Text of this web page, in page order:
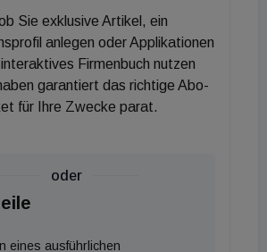
umfassenden Logistikpaket
Sie exklusive Artikel, ein
anlegen oder Applikationen
Firmenbuch nutzen
garantiert das richtige Abo-
für Ihre Zwecke parat.
oder
eines ausführlichen